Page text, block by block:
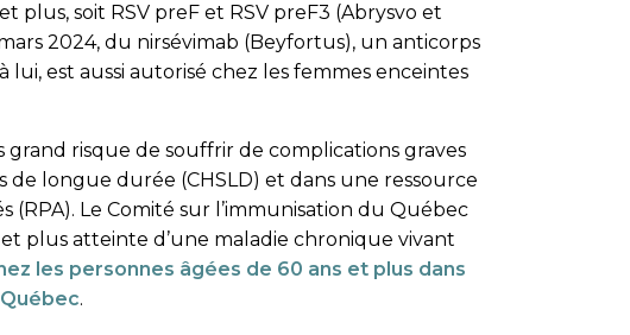
plus, soit RSV preF et RSV preF3 (Abrysvo et
2024, du nirsévimab (Beyfortus), un anticorps
est aussi autorisé chez les femmes enceintes
risque de souffrir de complications graves
de longue durée (CHSLD) et dans une ressource
(RPA). Le Comité sur l’immunisation du Québec
plus atteinte d’une maladie chronique vivant
les personnes âgées de 60 ans et plus dans
.